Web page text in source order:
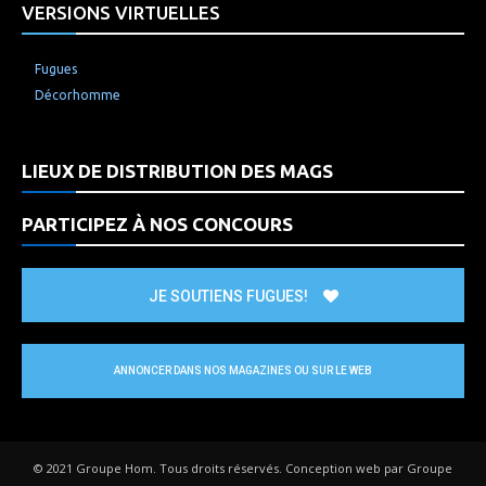
VERSIONS VIRTUELLES
Fugues
Décorhomme
LIEUX DE DISTRIBUTION DES MAGS
PARTICIPEZ À NOS CONCOURS
JE SOUTIENS FUGUES!
ANNONCER DANS NOS MAGAZINES OU SUR LE WEB
© 2021 Groupe Hom. Tous droits réservés. Conception web par Groupe